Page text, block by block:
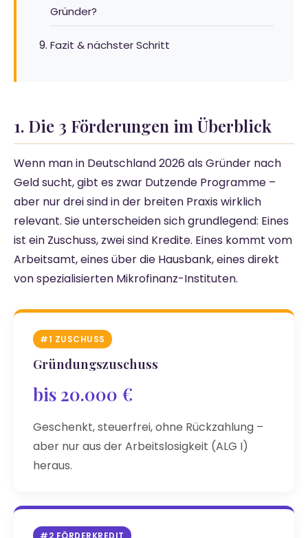
Gründer?
Fazit & nächster Schritt
1. Die 3 Förderungen im Überblick
Wenn man in Deutschland 2026 als Gründer nach
Geld sucht, gibt es zwar Dutzende Programme –
aber nur drei sind in der breiten Praxis wirklich
relevant. Sie unterscheiden sich grundlegend: Eines
ist ein Zuschuss, zwei sind Kredite. Eines kommt vom
Arbeitsamt, eines über die Hausbank, eines direkt
von spezialisierten Mikrofinanz-Instituten.
#1 ZUSCHUSS
Gründungszuschuss
bis 20.000 €
Geschenkt, steuerfrei, ohne Rückzahlung –
aber nur aus der Arbeitslosigkeit (ALG I)
heraus.
#2 FÖRDERKREDIT